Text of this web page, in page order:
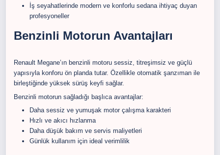
İş seyahatlerinde modern ve konforlu sedana ihtiyaç duyan
profesyoneller
Benzinli Motorun Avantajları
Renault Megane’ın benzinli motoru sessiz, titreşimsiz ve güçlü
yapısıyla konforu ön planda tutar. Özellikle otomatik şanzıman ile
birleştiğinde yüksek sürüş keyfi sağlar.
Benzinli motorun sağladığı başlıca avantajlar:
Daha sessiz ve yumuşak motor çalışma karakteri
Hızlı ve akıcı hızlanma
Daha düşük bakım ve servis maliyetleri
Günlük kullanım için ideal verimlilik